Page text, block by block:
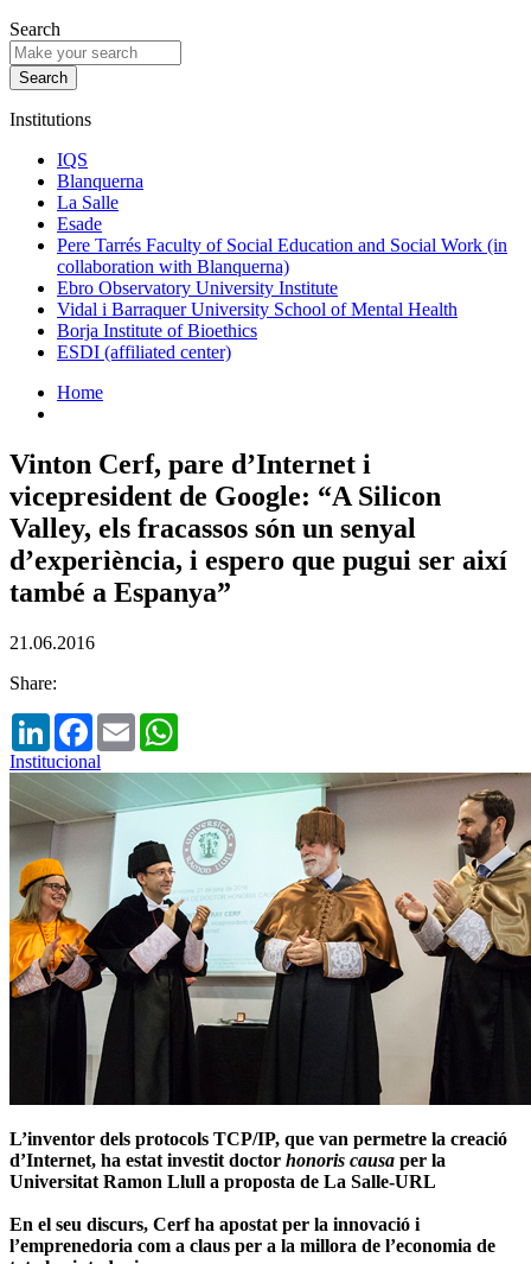
Search
Institutions
IQS
Blanquerna
La Salle
Esade
Pere Tarrés Faculty of Social Education and Social Work (in
collaboration with Blanquerna)
Ebro Observatory University Institute
Vidal i Barraquer University School of Mental Health
Borja Institute of Bioethics
ESDI (affiliated center)
Home
Vinton Cerf, pare d’Internet i
vicepresident de Google: “A Silicon
Valley, els fracassos són un senyal
d’experiència, i espero que pugui ser així
també a Espanya”
21.06.2016
Share:
LinkedInFacebook
Email
Institucional
L’inventor dels protocols TCP/IP, que van permetre la creació
d’Internet, ha estat investit doctor honoris causa per la
Universitat Ramon Llull a proposta de La Salle-URL
En el seu discurs, Cerf ha apostat per la innovació i
l’emprenedoria com a claus per a la millora de l’economia de